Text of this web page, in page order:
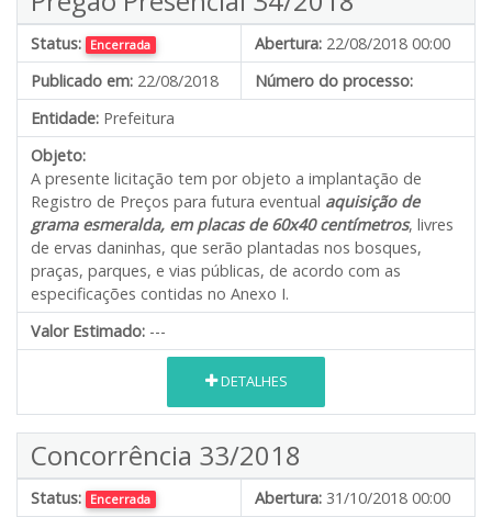
Status: Encerrada Abertura: 22/08/2018 00:00
Publicado em: 22/08/2018
Número do processo:
Entidade: Prefeitura
Objeto:
A presente licitação tem por objeto a implantação de
Registro de Preços para futura eventual aquisição de
grama esmeralda, em placas de 60x40 centímetros, livres
de ervas daninhas, que serão plantadas nos bosques,
praças, parques, e vias públicas, de acordo com as
especificações contidas no Anexo I.
Valor Estimado: ---
DETALHES
Concorrência 33/2018
Status: Encerrada Abertura: 31/10/2018 00:00